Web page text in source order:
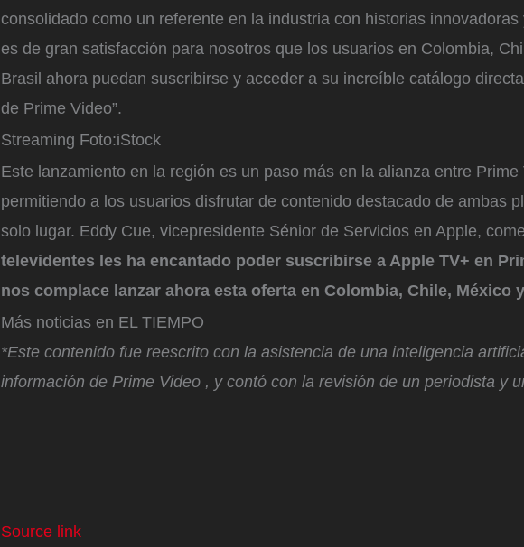
consolidado como un referente en la industria con historias
es de gran satisfacción para nosotros que los usuarios en Colombia,
Brasil ahora puedan suscribirse y acceder a su increíble catálogo
de Prime Video”.
Streaming Foto:iStock
Este lanzamiento en la región es un paso más en la alianza entre Prime
permitiendo a los usuarios disfrutar de contenido destacado de ambas
solo lugar. Eddy Cue, vicepresidente Sénior de Servicios en Apple,
televidentes les ha encantado poder suscribirse a Apple TV+ en
nos complace lanzar ahora esta oferta en Colombia, Chile, México
Más noticias en EL TIEMPO
*Este contenido fue reescrito con la asistencia de una inteligencia
información de Prime Video , y contó con la revisión de un periodista y
Source link